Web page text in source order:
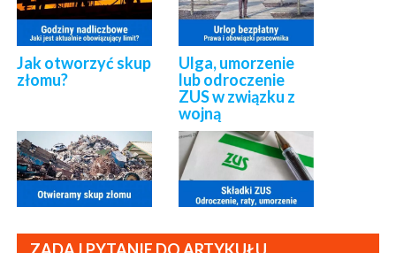
Jak otworzyć skup
złomu?
Ulga, umorzenie
lub odroczenie
ZUS w związku z
wojną